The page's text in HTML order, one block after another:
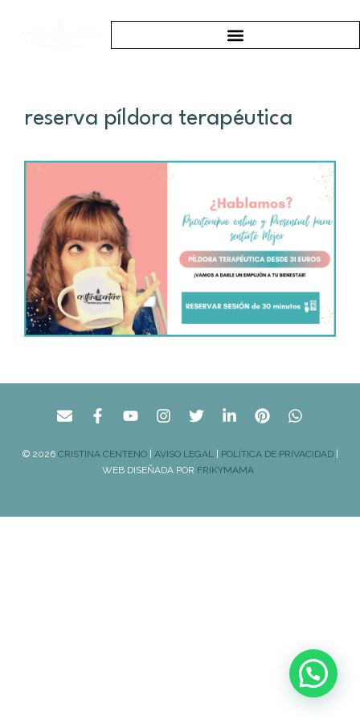
reserva píldora terapéutica
© 2026 CRISTINA CENTENO| AVISO LEGAL| POLÍTICA DE PRIVACIDAD|
WEB DISEÑADA POR FRIKYMAMA